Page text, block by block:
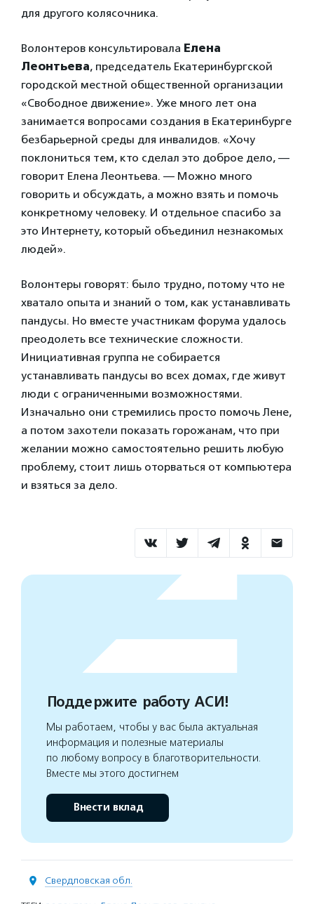
для другого колясочника.
Волонтеров консультировала Елена
Леонтьева, председатель Екатеринбургской
городской местной общественной организации
«Свободное движение». Уже много лет она
занимается вопросами создания в Екатеринбурге
безбарьерной среды для инвалидов. «Хочу
поклониться тем, кто сделал это доброе дело, —
говорит Елена Леонтьева. — Можно много
говорить и обсуждать, а можно взять и помочь
конкретному человеку. И отдельное спасибо за
это Интернету, который объединил незнакомых
людей».
Волонтеры говорят: было трудно, потому что не
хватало опыта и знаний о том, как устанавливать
пандусы. Но вместе участникам форума удалось
преодолеть все технические сложности.
Инициативная группа не собирается
устанавливать пандусы во всех домах, где живут
люди с ограниченными возможностями.
Изначально они стремились просто помочь Лене,
а потом захотели показать горожанам, что при
желании можно самостоятельно решить любую
проблему, стоит лишь оторваться от компьютера
и взяться за дело.
Поддержите работу АСИ!
Мы работаем, чтобы у вас была актуальная
информация и полезные материалы
по любому вопросу в благотворительности.
Вместе мы этого достигнем
Внести вклад
Свердловская обл.